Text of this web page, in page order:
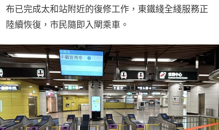
布已完成太和站附近的復修工作，東鐵綫全綫服務正
陸續恢復，市民隨即入閘乘車。